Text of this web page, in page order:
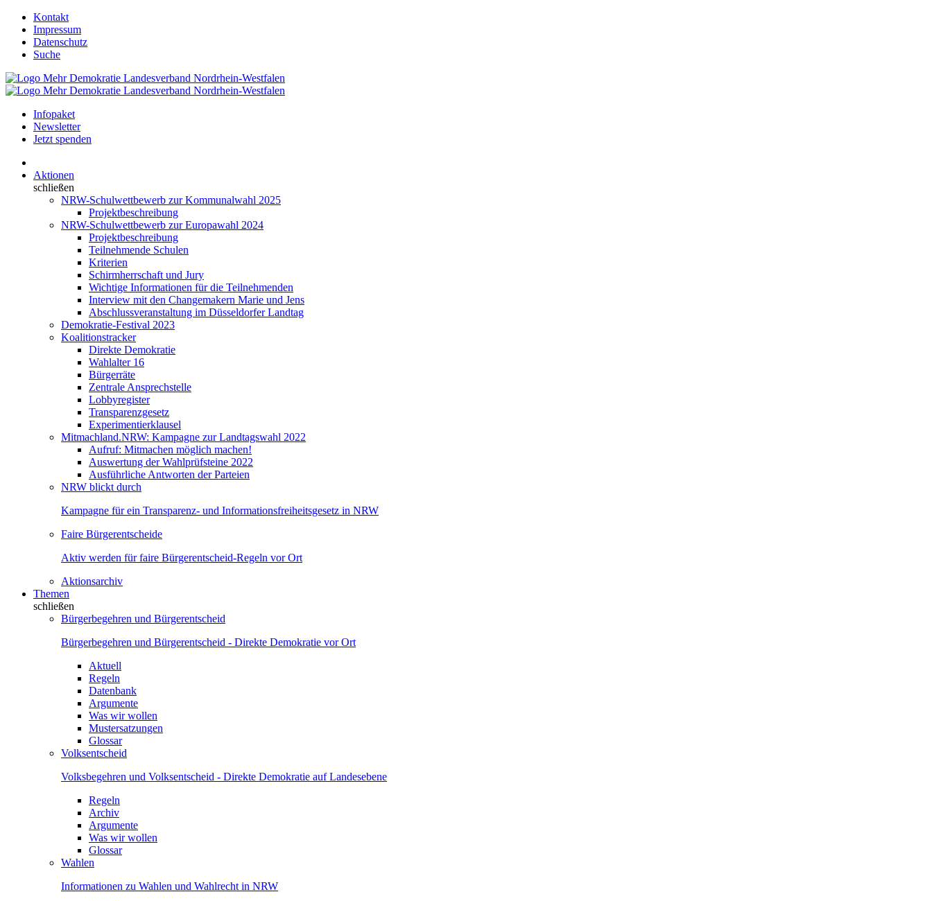
Kontakt
Impressum
Datenschutz
Suche
Infopaket
Newsletter
Jetzt spenden
Aktionen
schließen
NRW-Schulwettbewerb zur Kommunalwahl 2025
Projektbeschreibung
NRW-Schulwettbewerb zur Europawahl 2024
Projektbeschreibung
Teilnehmende Schulen
Kriterien
Schirmherrschaft und Jury
Wichtige Informationen für die Teilnehmenden
Interview mit den Changemakern Marie und Jens
Abschlussveranstaltung im Düsseldorfer Landtag
Demokratie-Festival 2023
Koalitionstracker
Direkte Demokratie
Wahlalter 16
Bürgerräte
Zentrale Ansprechstelle
Lobbyregister
Transparenzgesetz
Experimentierklausel
Mitmachland.NRW: Kampagne zur Landtagswahl 2022
Aufruf: Mitmachen möglich machen!
Auswertung der Wahlprüfsteine 2022
Ausführliche Antworten der Parteien
NRW blickt durch
Kampagne für ein Transparenz- und Informationsfreiheitsgesetz in NRW
Faire Bürgerentscheide
Aktiv werden für faire Bürgerentscheid-Regeln vor Ort
Aktionsarchiv
Themen
schließen
Bürgerbegehren und Bürgerentscheid
Bürgerbegehren und Bürgerentscheid - Direkte Demokratie vor Ort
Aktuell
Regeln
Datenbank
Argumente
Was wir wollen
Mustersatzungen
Glossar
Volksentscheid
Volksbegehren und Volksentscheid - Direkte Demokratie auf Landesebene
Regeln
Archiv
Argumente
Was wir wollen
Glossar
Wahlen
Informationen zu Wahlen und Wahlrecht in NRW